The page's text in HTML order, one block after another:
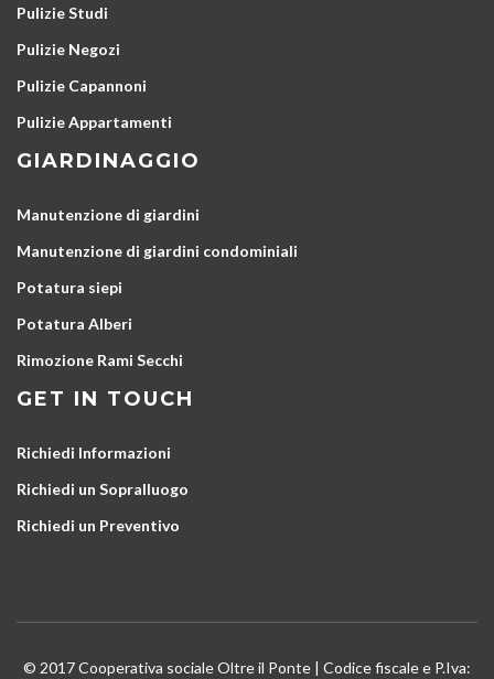
Pulizie Studi
Pulizie Negozi
Pulizie Capannoni
Pulizie Appartamenti
GIARDINAGGIO
Manutenzione di giardini
Manutenzione di giardini condominiali
Potatura siepi
Potatura Alberi
Rimozione Rami Secchi
GET IN TOUCH
Richiedi Informazioni
Richiedi un Sopralluogo
Richiedi un Preventivo
© 2017 Cooperativa sociale Oltre il Ponte | Codice fiscale e P.Iva: